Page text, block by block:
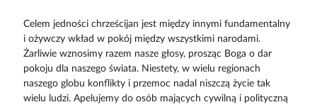
Celem jedności chrześcijan jest między innymi fundamentalny
i ożywczy wkład w pokój między wszystkimi narodami.
Żarliwie wznosimy razem nasze głosy, prosząc Boga o dar
pokoju dla naszego świata. Niestety, w wielu regionach
naszego globu konflikty i przemoc nadal niszczą życie tak
wielu ludzi. Apelujemy do osób mających cywilną i polityczną